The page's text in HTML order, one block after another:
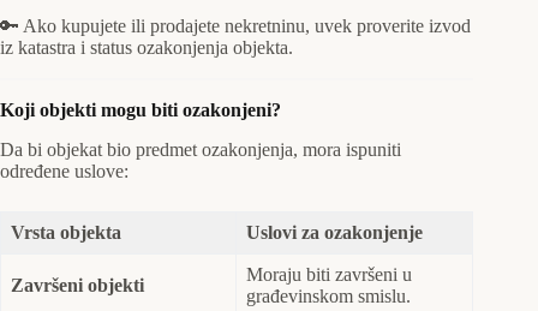
🔑 Ako kupujete ili prodajete nekretninu, uvek proverite izvod
iz katastra i status ozakonjenja objekta.
Koji objekti mogu biti ozakonjeni?
Da bi objekat bio predmet ozakonjenja, mora ispuniti
određene uslove:
Vrsta objekta Uslovi za ozakonjenje
Završeni objekti
Moraju biti završeni u
građevinskom smislu.